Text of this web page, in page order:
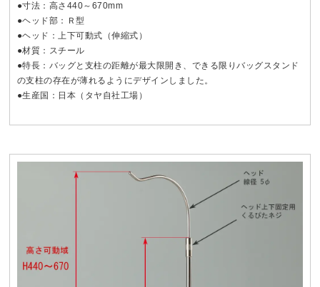
●寸法：高さ440～670mm
●ヘッド部：Ｒ型
●ヘッド：上下可動式（伸縮式）
●材質：スチール
●特長：バッグと支柱の距離が最大限開き、できる限りバッグスタンド
の支柱の存在が薄れるようにデザインしました。
●生産国：日本（タヤ自社工場）